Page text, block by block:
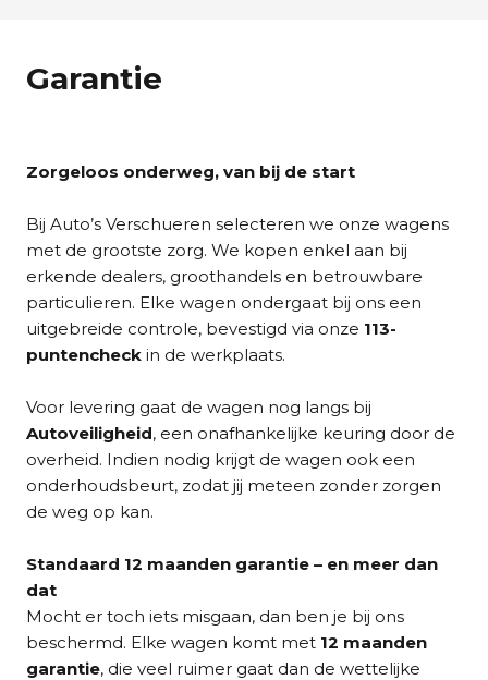
Garantie
Zorgeloos onderweg, van bij de start
Bij Auto’s Verschueren selecteren we onze wagens
met de grootste zorg. We kopen enkel aan bij
erkende dealers, groothandels en betrouwbare
particulieren. Elke wagen ondergaat bij ons een
uitgebreide controle, bevestigd via onze 113-
puntencheck in de werkplaats.
Voor levering gaat de wagen nog langs bij
Autoveiligheid, een onafhankelijke keuring door de
overheid. Indien nodig krijgt de wagen ook een
onderhoudsbeurt, zodat jij meteen zonder zorgen
de weg op kan.
Standaard 12 maanden garantie – en meer dan
dat
Mocht er toch iets misgaan, dan ben je bij ons
beschermd. Elke wagen komt met 12 maanden
garantie, die veel ruimer gaat dan de wettelijke